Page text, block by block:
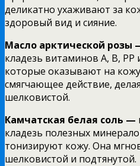
деликатно ухаживают за
здоровый вид и сияние.
Масло арктической розы
кладезь витаминов А, В, РР
которые оказывают на
смягчающее действие,
шелковистой.
Камчатская белая соль —
кладезь полезных
тонизируют кожу. Она
шелковистой и подтянутой.